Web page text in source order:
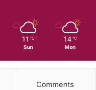
11 ℃
Sun
14 ℃
Mon
Comments